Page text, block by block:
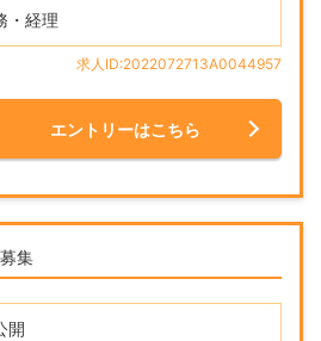
・経理
求人ID:2022072713A0044957
エントリーはこちら
集
開